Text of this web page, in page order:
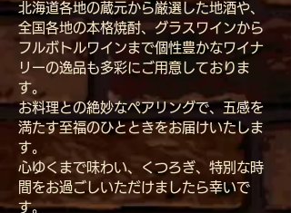
北海道各地の蔵元から厳選した地酒や、
全国各地の本格焼酎、グラスワインから
フルボトルワインまで個性豊かなワイナ
リーの逸品も多彩にご用意しておりま
す。
お料理との絶妙なペアリングで、五感を
満たす至福のひとときをお届けいたしま
す。
心ゆくまで味わい、くつろぎ、特別な時
間をお過ごしいただけましたら幸いで
す。